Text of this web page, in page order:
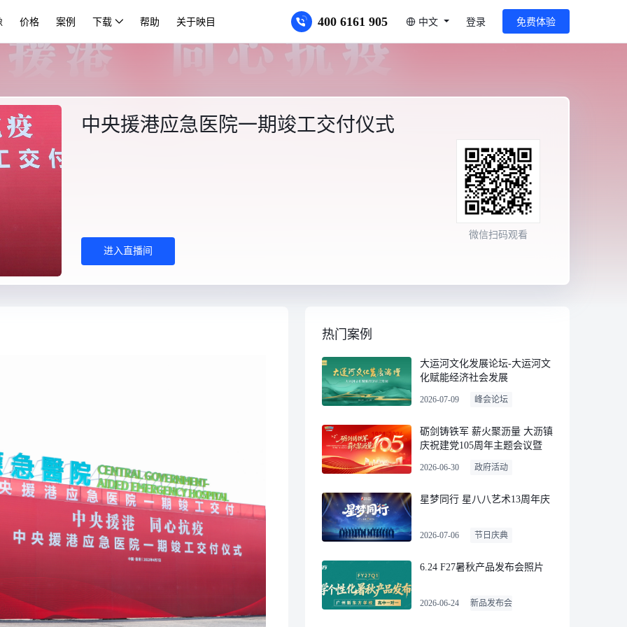
价格 案例 下载 帮助 关于映目 400 6161 905 中文 登录 免费体验
中央援港应急医院一期竣工交付仪式
进入直播间
微信扫码观看
热门案例
大运河文化发展论坛-大运河文
化赋能经济社会发展
2026-07-09 峰会论坛
砺剑铸铁军 薪火聚沥量 大沥镇
庆祝建党105周年主题会议暨
2026-06-30 政府活动
星梦同行 星八八艺术13周年庆
2026-07-06 节日庆典
6.24 F27暑秋产品发布会照片
2026-06-24 新品发布会